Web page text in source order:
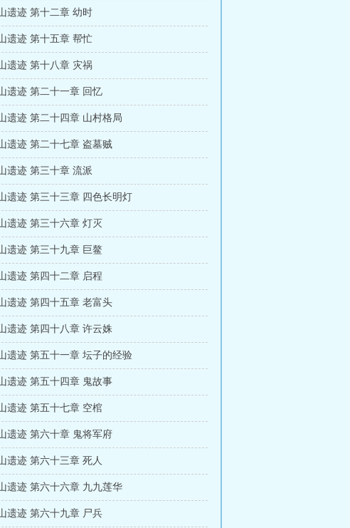
遗迹 第十二章 幼时
遗迹 第十五章 帮忙
遗迹 第十八章 灾祸
遗迹 第二十一章 回忆
遗迹 第二十四章 山村格局
遗迹 第二十七章 盗墓贼
遗迹 第三十章 流派
遗迹 第三十三章 四色长明灯
遗迹 第三十六章 灯灭
遗迹 第三十九章 巨鳌
遗迹 第四十二章 启程
遗迹 第四十五章 老富头
遗迹 第四十八章 许云姝
遗迹 第五十一章 坛子的经验
遗迹 第五十四章 鬼故事
遗迹 第五十七章 空棺
遗迹 第六十章 鬼将军府
遗迹 第六十三章 死人
遗迹 第六十六章 九九莲华
遗迹 第六十九章 尸兵